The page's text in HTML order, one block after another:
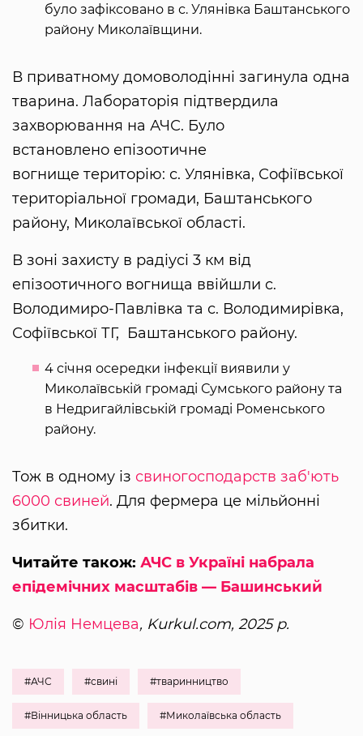
було зафіксовано в с. Улянівка Баштанського
району Миколаївщини.
В приватному домоволодінні загинула одна
тварина. Лабораторія підтвердила
захворювання на АЧС. Було
встановлено епізоотичне
вогнище територію: с. Улянівка, Софіївської
територіальної громади, Баштанського
району, Миколаївської області.
В зоні захисту в радіусі 3 км від
епізоотичного вогнища ввійшли с.
Володимиро-Павлівка та с. Володимирівка,
Софіївської ТГ, Баштанського району.
4 січня осередки інфекції виявили у
Миколаївській громаді Сумського району та
в Недригайлівській громаді Роменського
району.
Тож в одному із свиногосподарств заб'ють
6000 свиней. Для фермера це мільйонні
збитки.
Читайте також: АЧС в Україні набрала
епідемічних масштабів — Башинський
© Юлія Немцева, Kurkul.com, 2025 р.
#АЧС #свині #тваринництво
#Вінницька область #Миколаївська область